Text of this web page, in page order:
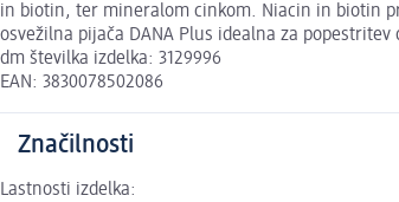
in biotin, ter mineralom cinkom. Niacin in biotin
osvežilna pijača DANA Plus idealna za
dm številka izdelka: 3129996
EAN: 3830078502086
Značilnosti
Lastnosti izdelka: